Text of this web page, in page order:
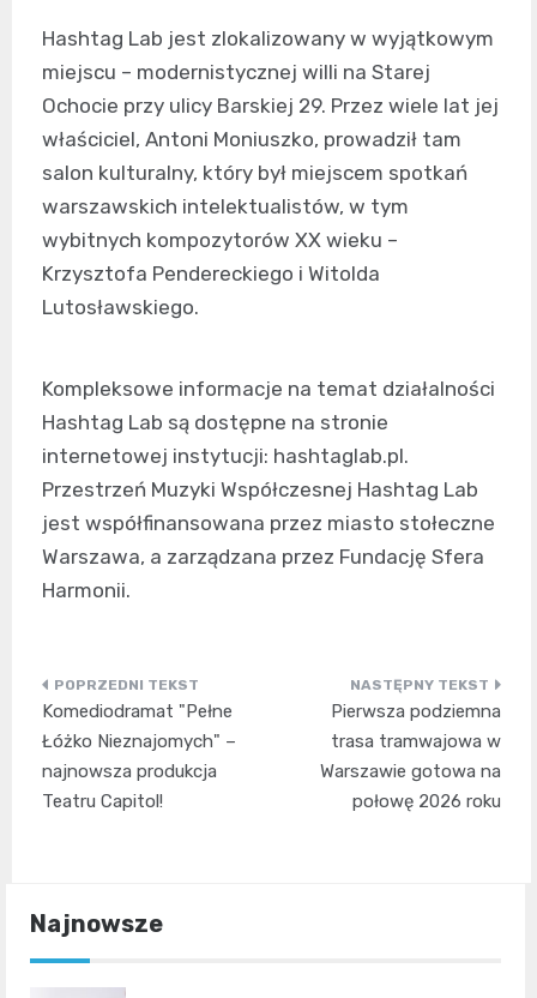
Hashtag Lab jest zlokalizowany w wyjątkowym
miejscu – modernistycznej willi na Starej
Ochocie przy ulicy Barskiej 29. Przez wiele lat jej
właściciel, Antoni Moniuszko, prowadził tam
salon kulturalny, który był miejscem spotkań
warszawskich intelektualistów, w tym
wybitnych kompozytorów XX wieku –
Krzysztofa Pendereckiego i Witolda
Lutosławskiego.
Kompleksowe informacje na temat działalności
Hashtag Lab są dostępne na stronie
internetowej instytucji: hashtaglab.pl.
Przestrzeń Muzyki Współczesnej Hashtag Lab
jest współfinansowana przez miasto stołeczne
Warszawa, a zarządzana przez Fundację Sfera
Harmonii.
Nawigacja
wpisu
Komediodramat "Pełne
Łóżko Nieznajomych" –
najnowsza produkcja
Teatru Capitol!
Pierwsza podziemna
trasa tramwajowa w
Warszawie gotowa na
połowę 2026 roku
Najnowsze